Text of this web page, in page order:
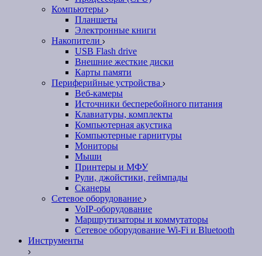
Компьютеры
Планшеты
Электронные книги
Накопители
USB Flash drive
Внешние жесткие диски
Карты памяти
Периферийные устройства
Веб-камеры
Источники бесперебойного питания
Клавиатуры, комплекты
Компьютерная акустика
Компьютерные гарнитуры
Мониторы
Мыши
Принтеры и МФУ
Рули, джойстики, геймпады
Сканеры
Сетевое оборудование
VoIP-оборудование
Маршрутизаторы и коммутаторы
Сетевое оборудование Wi-Fi и Bluetooth
Инструменты